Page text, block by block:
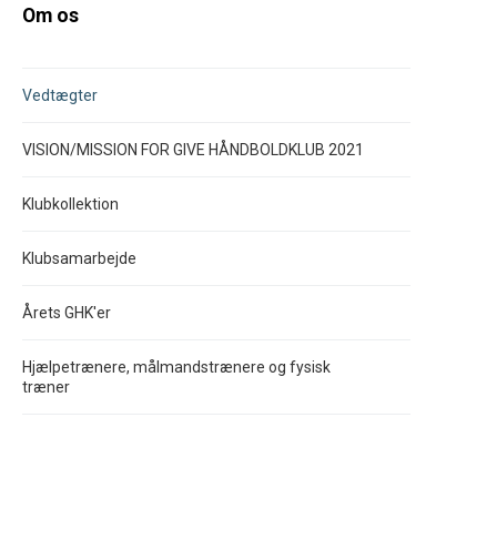
Om os
Vedtægter
VISION/MISSION FOR GIVE HÅNDBOLDKLUB 2021
Klubkollektion
Klubsamarbejde
Årets GHK'er
Hjælpetrænere, målmandstrænere og fysisk
træner